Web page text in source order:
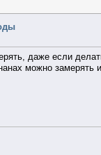
даже если
можно замерять